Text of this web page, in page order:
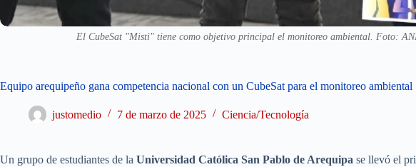
El CubeSat "Misti" tiene como objetivo principal el monitoreo ambiental. Foto:
Equipo arequipeño gana competencia nacional con un CubeSat para el monitoreo ambiental
justomedio 7 de marzo de 2025 Ciencia/Tecnología
Un grupo de estudiantes de la Universidad Católica San Pablo de Arequipa se llevó el